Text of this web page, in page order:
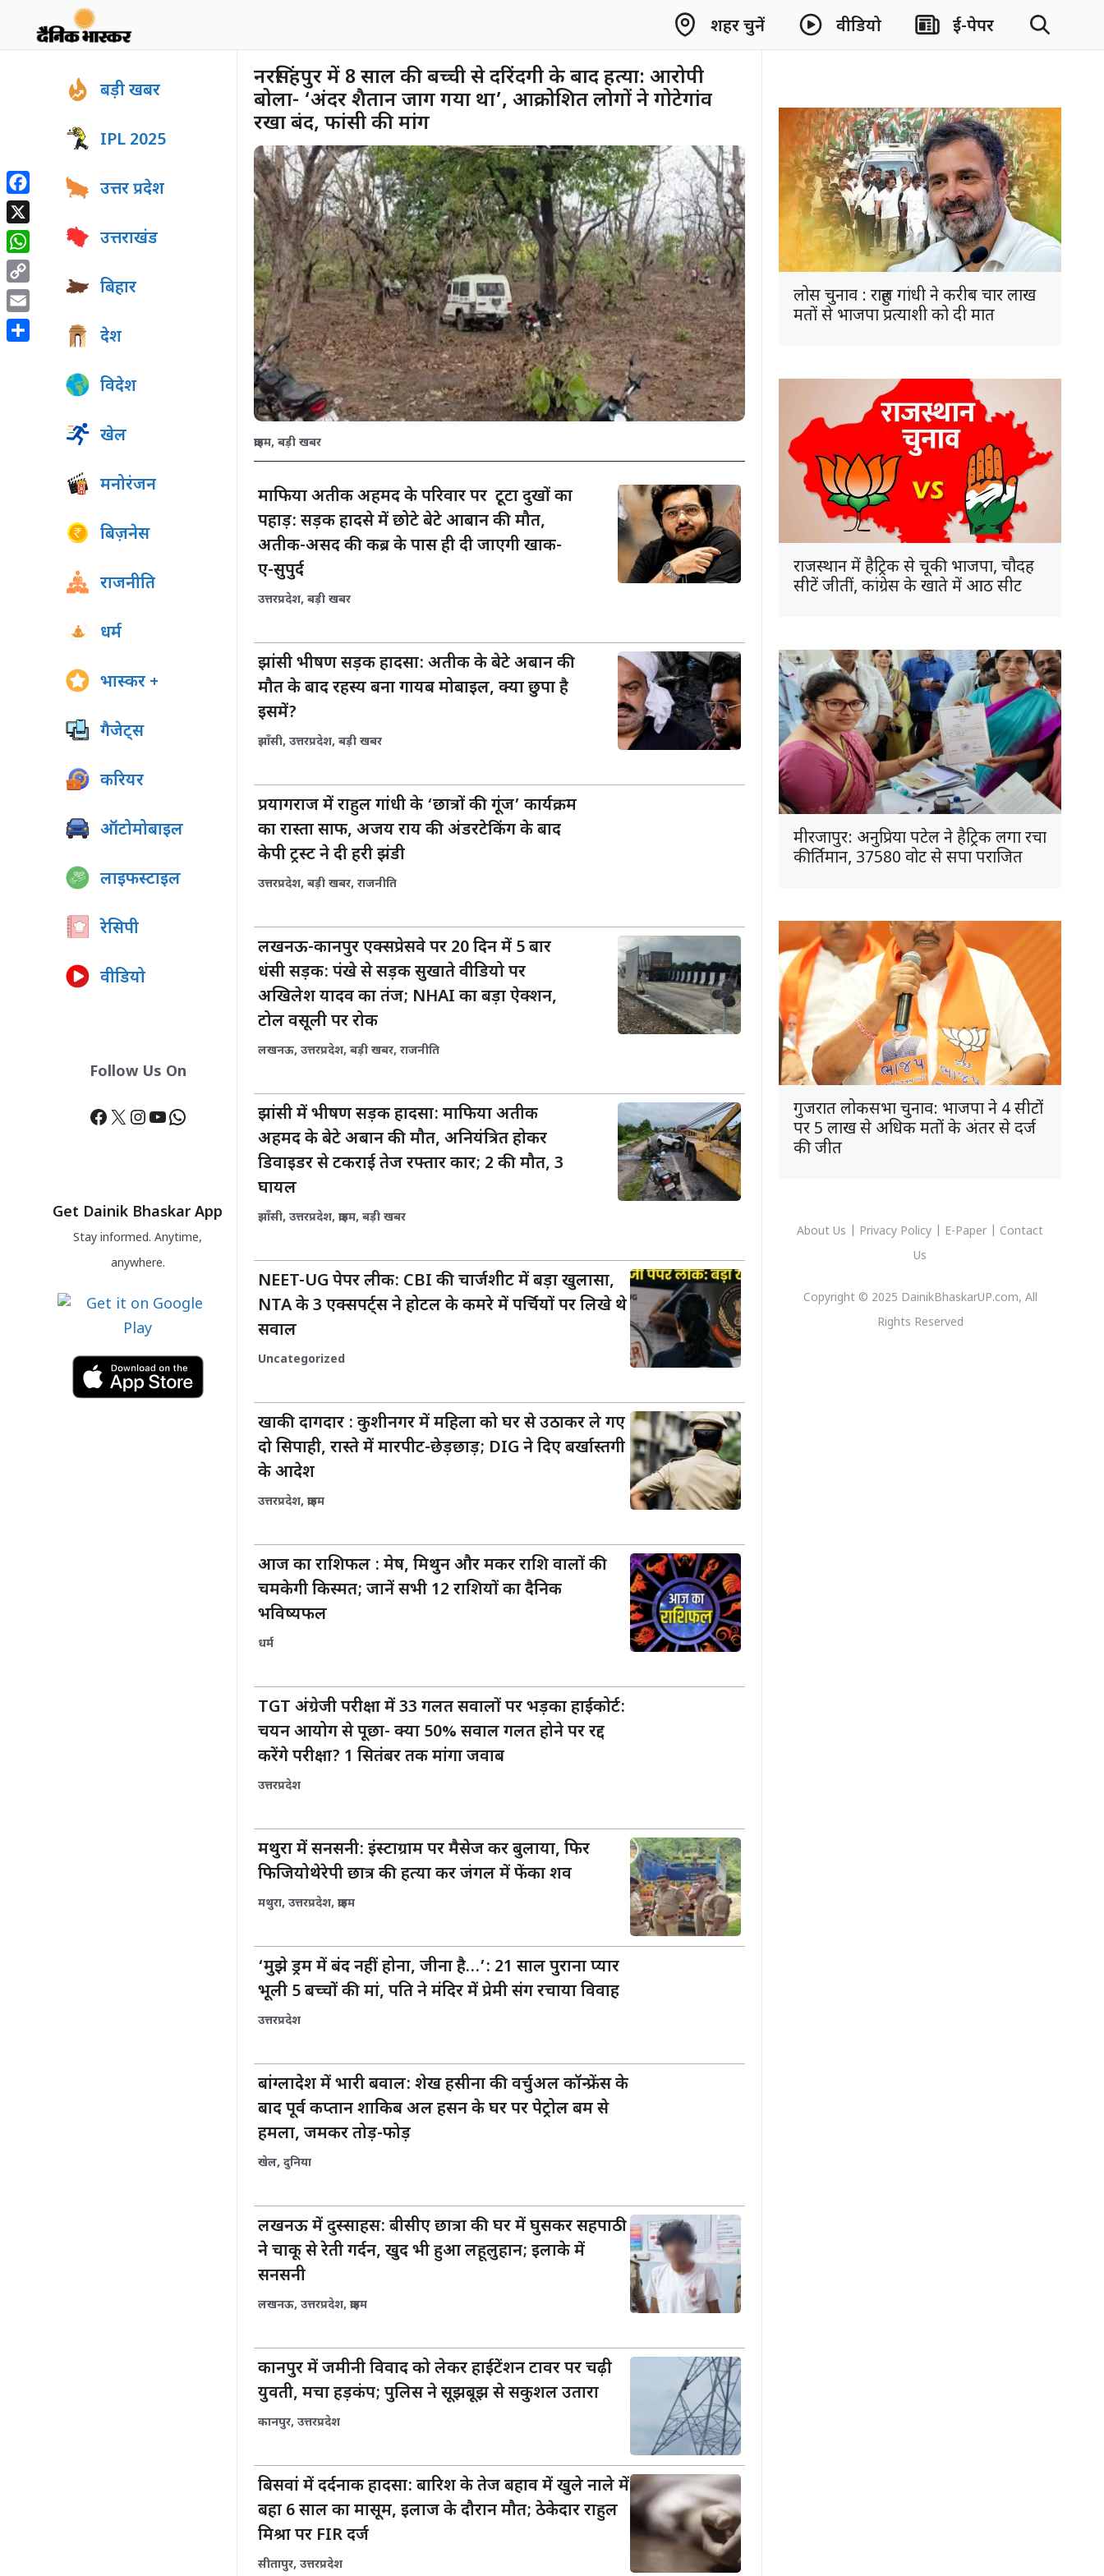
शहर चुनें वीडियो ई-पेपर
नरसिंहपुर में 8 साल की बच्ची से दरिंदगी के बाद हत्या: आरोपी
बोला- ‘अंदर शैतान जाग गया था’, आक्रोशित लोगों ने गोटेगांव
रखा बंद, फांसी की मांग
क्राइम, बड़ी खबर
माफिया अतीक अहमद के परिवार पर टूटा दुखों का
पहाड़: सड़क हादसे में छोटे बेटे आबान की मौत,
अतीक-असद की कब्र के पास ही दी जाएगी खाक-
ए-सुपुर्द
उत्तरप्रदेश, बड़ी खबर
झांसी भीषण सड़क हादसा: अतीक के बेटे अबान की
मौत के बाद रहस्य बना गायब मोबाइल, क्या छुपा है
इसमें?
झाँसी, उत्तरप्रदेश, बड़ी खबर
प्रयागराज में राहुल गांधी के ‘छात्रों की गूंज’ कार्यक्रम
का रास्ता साफ, अजय राय की अंडरटेकिंग के बाद
केपी ट्रस्ट ने दी हरी झंडी
उत्तरप्रदेश, बड़ी खबर, राजनीति
लखनऊ-कानपुर एक्सप्रेसवे पर 20 दिन में 5 बार
धंसी सड़क: पंखे से सड़क सुखाते वीडियो पर
अखिलेश यादव का तंज; NHAI का बड़ा ऐक्शन,
टोल वसूली पर रोक
लखनऊ, उत्तरप्रदेश, बड़ी खबर, राजनीति
झांसी में भीषण सड़क हादसा: माफिया अतीक
अहमद के बेटे अबान की मौत, अनियंत्रित होकर
डिवाइडर से टकराई तेज रफ्तार कार; 2 की मौत, 3
घायल
झाँसी, उत्तरप्रदेश, क्राइम, बड़ी खबर
NEET-UG पेपर लीक: CBI की चार्जशीट में बड़ा खुलासा,
NTA के 3 एक्सपर्ट्स ने होटल के कमरे में पर्चियों पर लिखे थे
सवाल
Uncategorized
खाकी दागदार : कुशीनगर में महिला को घर से उठाकर ले गए
दो सिपाही, रास्ते में मारपीट-छेड़छाड़; DIG ने दिए बर्खास्तगी
के आदेश
उत्तरप्रदेश, क्राइम
आज का राशिफल : मेष, मिथुन और मकर राशि वालों की
चमकेगी किस्मत; जानें सभी 12 राशियों का दैनिक
भविष्यफल
धर्म
TGT अंग्रेजी परीक्षा में 33 गलत सवालों पर भड़का हाईकोर्ट:
चयन आयोग से पूछा- क्या 50% सवाल गलत होने पर रद्द
करेंगे परीक्षा? 1 सितंबर तक मांगा जवाब
उत्तरप्रदेश
मथुरा में सनसनी: इंस्टाग्राम पर मैसेज कर बुलाया, फिर
फिजियोथेरेपी छात्र की हत्या कर जंगल में फेंका शव
मथुरा, उत्तरप्रदेश, क्राइम
‘मुझे ड्रम में बंद नहीं होना, जीना है…’: 21 साल पुराना प्यार
भूली 5 बच्चों की मां, पति ने मंदिर में प्रेमी संग रचाया विवाह
उत्तरप्रदेश
बांग्लादेश में भारी बवाल: शेख हसीना की वर्चुअल कॉन्फ्रेंस के
बाद पूर्व कप्तान शाकिब अल हसन के घर पर पेट्रोल बम से
हमला, जमकर तोड़-फोड़
खेल, दुनिया
लखनऊ में दुस्साहस: बीसीए छात्रा की घर में घुसकर सहपाठी
ने चाकू से रेती गर्दन, खुद भी हुआ लहूलुहान; इलाके में
सनसनी
लखनऊ, उत्तरप्रदेश, क्राइम
कानपुर में जमीनी विवाद को लेकर हाईटेंशन टावर पर चढ़ी
युवती, मचा हड़कंप; पुलिस ने सूझबूझ से सकुशल उतारा
कानपुर, उत्तरप्रदेश
बिसवां में दर्दनाक हादसा: बारिश के तेज बहाव में खुले नाले में
बहा 6 साल का मासूम, इलाज के दौरान मौत; ठेकेदार राहुल
मिश्रा पर FIR दर्ज
सीतापुर, उत्तरप्रदेश
बड़ी खबर
IPL 2025
उत्तर प्रदेश
उत्तराखंड
बिहार
देश
विदेश
खेल
मनोरंजन
बिज़नेस
राजनीति
धर्म
भास्कर +
गैजेट्स
करियर
ऑटोमोबाइल
लाइफस्टाइल
रेसिपी
वीडियो
Follow Us On
Facebook
X Instagram
YouTube
WhatsApp
Get Dainik Bhaskar App
Stay informed. Anytime,
anywhere.
लोस चुनाव : राहुल गांधी ने करीब चार लाख
मतों से भाजपा प्रत्याशी को दी मात
राजस्थान में हैट्रिक से चूकी भाजपा, चौदह
सीटें जीतीं, कांग्रेस के खाते में आठ सीट
मीरजापुर: अनुप्रिया पटेल ने हैट्रिक लगा रचा
कीर्तिमान, 37580 वोट से सपा पराजित
गुजरात लोकसभा चुनाव: भाजपा ने 4 सीटों
पर 5 लाख से अधिक मतों के अंतर से दर्ज
की जीत
About Us Privacy Policy E-Paper
Contact
Us
Copyright © 2025 DainikBhaskarUP.com, All
Rights Reserved
Facebook
X
WhatsApp
Copy
Link
Email